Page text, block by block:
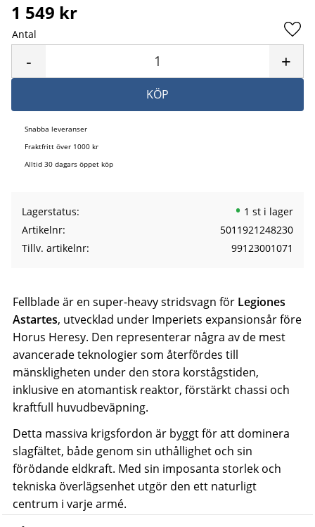
1 549 kr
Antal
+
-
KÖP
Snabba leveranser
Fraktfritt över 1000 kr
Alltid 30 dagars öppet köp
Lagerstatus
1 st i lager
Artikelnr
5011921248230
Tillv. artikelnr
99123001071
Fellblade är en super-heavy stridsvagn för Legiones
Astartes, utvecklad under Imperiets expansionsår före
Horus Heresy. Den representerar några av de mest
avancerade teknologier som återfördes till
mänskligheten under den stora korstågstiden,
inklusive en atomantisk reaktor, förstärkt chassi och
kraftfull huvudbeväpning.
Detta massiva krigsfordon är byggt för att dominera
slagfältet, både genom sin uthållighet och sin
förödande eldkraft. Med sin imposanta storlek och
tekniska överlägsenhet utgör den ett naturligt
centrum i varje armé.